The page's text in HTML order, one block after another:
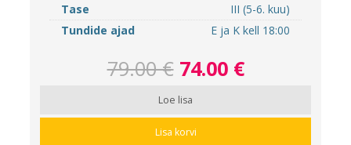
Tase
III (5-6. kuu)
Tundide ajad
E ja K kell 18:00
79.00 € 74.00 €
Loe lisa
Lisa korvi